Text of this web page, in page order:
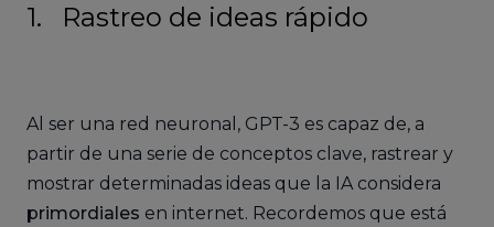
1. Rastreo de ideas rápido
Al ser una red neuronal, GPT-3 es capaz de, a
partir de una serie de conceptos clave, rastrear y
mostrar determinadas ideas que la IA considera
primordiales en internet. Recordemos que está